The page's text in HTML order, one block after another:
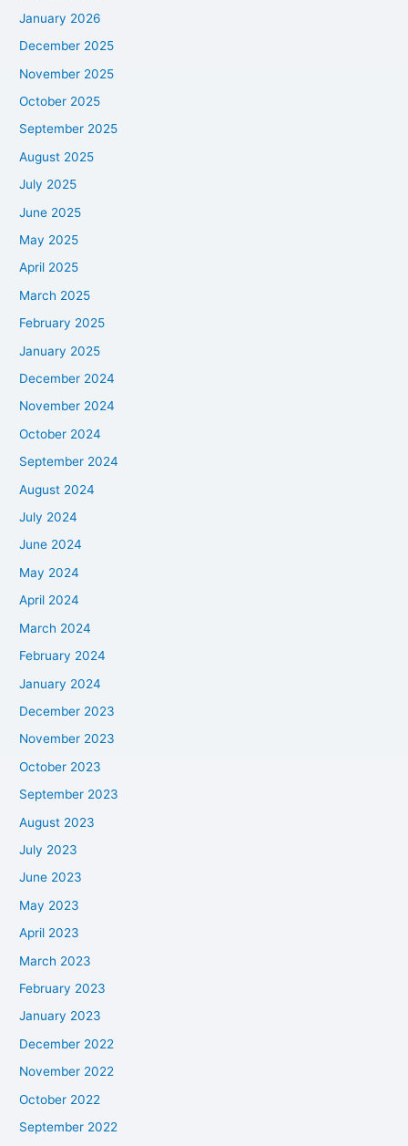
January 2026
December 2025
November 2025
October 2025
September 2025
August 2025
July 2025
June 2025
May 2025
April 2025
March 2025
February 2025
January 2025
December 2024
November 2024
October 2024
September 2024
August 2024
July 2024
June 2024
May 2024
April 2024
March 2024
February 2024
January 2024
December 2023
November 2023
October 2023
September 2023
August 2023
July 2023
June 2023
May 2023
April 2023
March 2023
February 2023
January 2023
December 2022
November 2022
October 2022
September 2022